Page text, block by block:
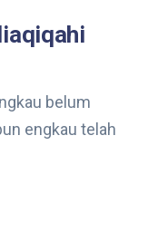
belum
engkau telah